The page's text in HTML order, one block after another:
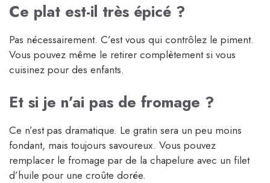
Ce plat est-il très épicé ?
Pas nécessairement. C’est vous qui contrôlez le piment.
Vous pouvez même le retirer complètement si vous
cuisinez pour des enfants.
Et si je n’ai pas de fromage ?
Ce n’est pas dramatique. Le gratin sera un peu moins
fondant, mais toujours savoureux. Vous pouvez
remplacer le fromage par de la chapelure avec un filet
d’huile pour une croûte dorée.